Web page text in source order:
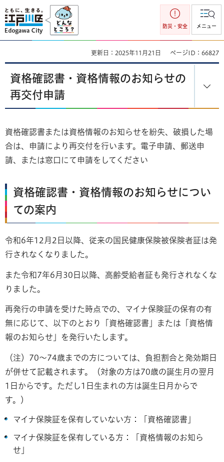
江戸川区
防災・安全 メニュー
更新日：2025年11月21日 ページID：66827
資格確認書・資格情報のお知らせの
再交付申請
資格確認書または資格情報のお知らせを紛失、破損した場
合は、申請により再交付を行います。電子申請、郵送申
請、または窓口にて申請をしてください
資格確認書・資格情報のお知らせについ
ての案内
令和6年12月2日以降、従来の国民健康保険被保険者証は発
行されなくなりました。
また令和7年6月30日以降、高齢受給者証も発行されなくな
りました。
再発行の申請を受けた時点での、マイナ保険証の保有の有
無に応じて、以下のとおり「資格確認書」または「資格情
報のお知らせ」を発行いたします。
（注）70～74歳までの方については、負担割合と発効期日
が併せて記載されます。（対象の方は70歳の誕生月の翌月
1日からです。ただし1日生まれの方は誕生日月からで
す。）
マイナ保険証を保有していない方：「資格確認書」
マイナ保険証を保有している方：「資格情報のお知ら
せ」